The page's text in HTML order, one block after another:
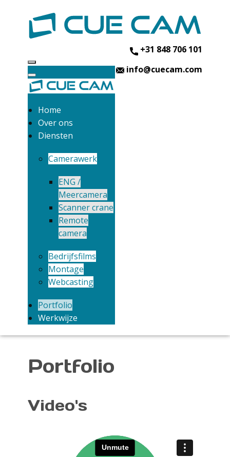
Home
Over ons
Diensten
Camerawerk
ENG /
Meercamera
Scanner crane
Remote
camera
Bedrijfsfilms
Montage
Webcasting
Portfolio
Werkwijze
+31 848 706 101
info@cuecam.com
Portfolio
Video's